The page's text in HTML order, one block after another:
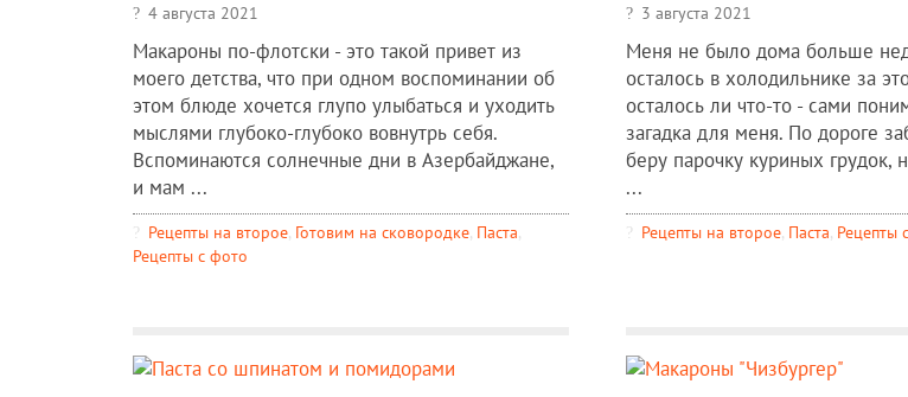
4 августа 2021
Макароны по-флотски - это такой привет из
моего детства, что при одном воспоминании об
этом блюде хочется глупо улыбаться и уходить
мыслями глубоко-глубоко вовнутрь себя.
Вспоминаются солнечные дни в Азербайджане,
и мам ...
Рецепты на второе, Готовим на сковородке, Паста,
Рецепты c фото
3 августа 2021
Меня не было дома больше
осталось в холодильнике за
осталось ли что-то - сами
загадка для меня. По дороге
беру парочку куриных грудок,
...
Рецепты на второе, Паста, Рецепты